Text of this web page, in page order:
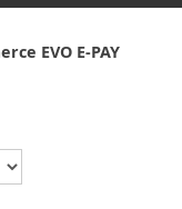
EVO E-PAY